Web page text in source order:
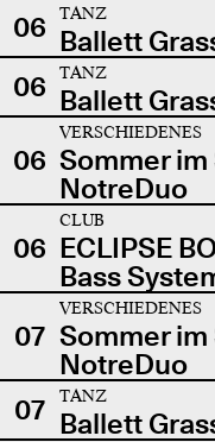
06
TANZ
Ballett
06
TANZ
Ballett
06
VERSCHIEDENES
Sommer
NotreDuo
06
CLUB
ECLIPSE
Bass
07
VERSCHIEDENES
Sommer
NotreDuo
07
TANZ
Ballett